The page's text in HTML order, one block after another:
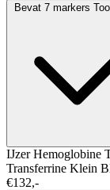
Bevat 7 markers
IJzerHemoglobine
Transferrine Klein
€132,-